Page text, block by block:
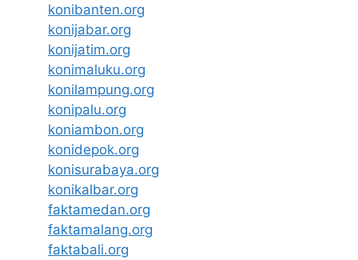
konibanten.org
konijabar.org
konijatim.org
konimaluku.org
konilampung.org
konipalu.org
koniambon.org
konidepok.org
konisurabaya.org
konikalbar.org
faktamedan.org
faktamalang.org
faktabali.org